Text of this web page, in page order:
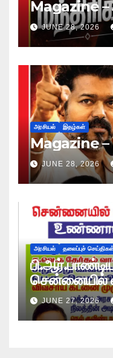
Magazine
JUNE 28, 2026
அரசியல் இதழ்கள்
Magazine
JUNE 28, 2026
அரசியல் தலைப்புச்
சென்னையில்
உண்ணாவிரத
JUNE 27, 2026